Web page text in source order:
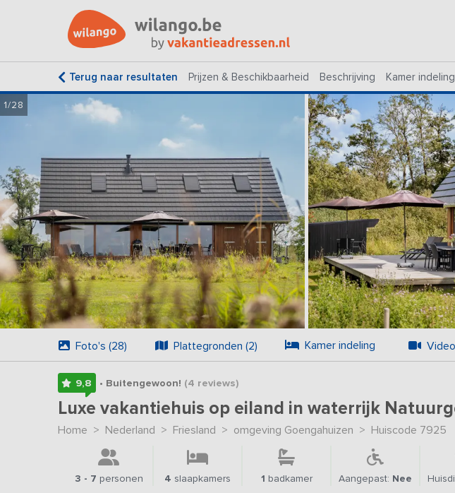
Terug naar resultaten Prijzen & Beschikbaarheid Beschrijving Kamer indeling
1/28
Foto's (28) Plattegronden (2) Kamer indeling
9,8 • Buitengewoon! (4 reviews)
Luxe vakantiehuis op eiland in waterrijk
Home > Nederland > Friesland > omgeving Goengahuizen > Huiscode 7925
3 - 7 personen 4 slaapkamers 1 badkamer Aangepast: Nee